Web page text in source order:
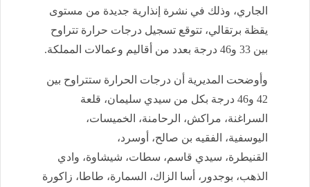
الجاري، وذلك في نشرة إنذارية جديدة من مستوى
يقظة برتقالي، تتوقع تسجيل درجات حرارة تتراوح
بين 33 و46 درجة بعدد من أقاليم وعمالات المملكة.
وأوضحت المديرية أن درجات الحرارة ستتراوح بين
42 و46 درجة بكل من سيدي سليمان، قلعة
السراغنة، مراكش، الرحامنة، الخميسات،
اليوسفية، الفقيه بن صالح، أوسرد،
القنيطرة، سيدي قاسم، سطات، شيشاوة، وادي
الذهب، بوجدور، أسا الزاك، السمارة، طاطا، زاكورة